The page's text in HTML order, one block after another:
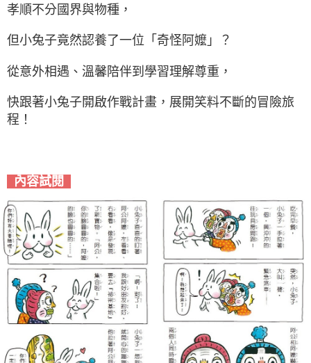
孝順不分國界與物種，
但小兔子竟然認養了一位「奇怪阿嬤」？
從意外相遇、溫馨陪伴到學習理解尊重，
快跟著小兔子開啟作戰計畫，展開笑料不斷的冒險旅
程！
內容試閱